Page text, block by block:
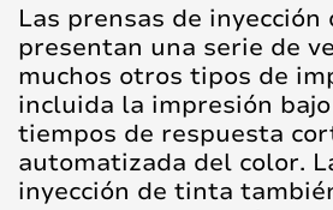
Las prensas de
presentan una serie de
muchos otros tipos de
incluida la impresión
tiempos de respuesta
automatizada del color.
inyección de tinta